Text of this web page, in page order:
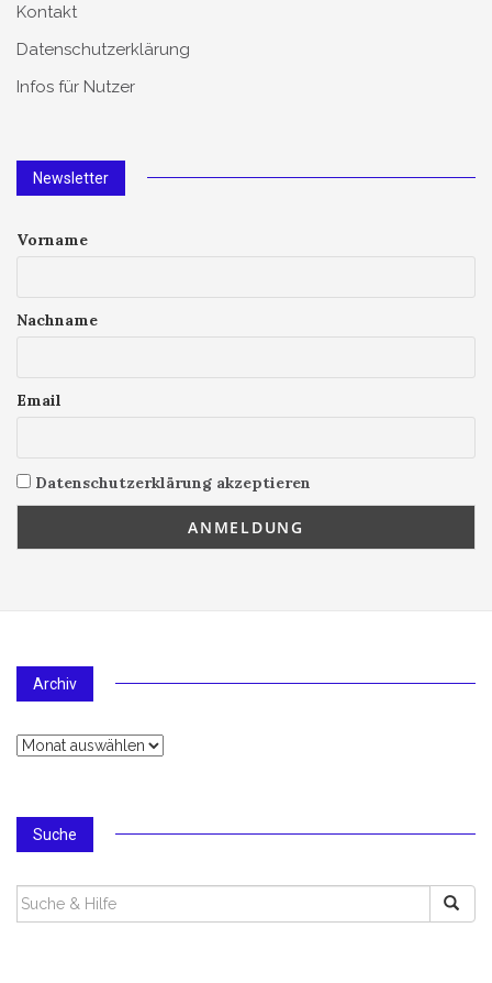
Kontakt
Datenschutzerklärung
Infos für Nutzer
Newsletter
Vorname
Nachname
Email
Datenschutzerklärung akzeptieren
Archiv
Archiv
Suche
SUCHEN
NACH: